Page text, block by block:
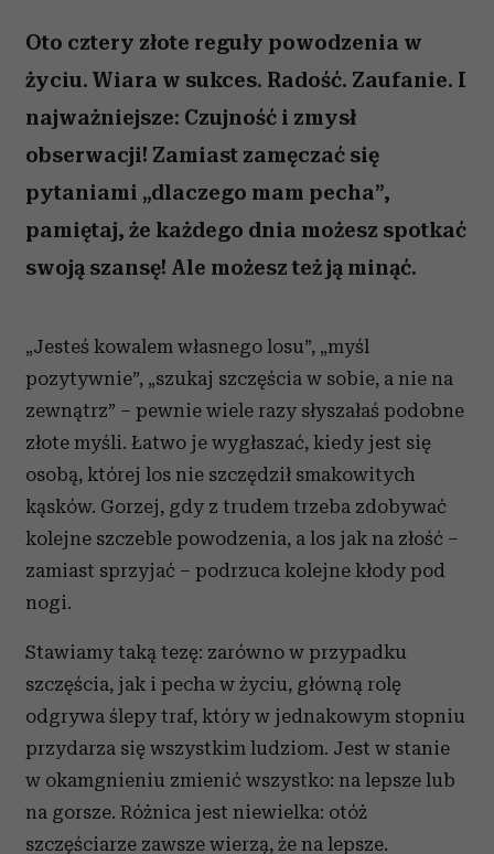
Oto cztery złote reguły powodzenia w
życiu. Wiara w sukces. Radość. Zaufanie. I
najważniejsze: Czujność i zmysł
obserwacji! Zamiast zamęczać się
pytaniami „dlaczego mam pecha”,
pamiętaj, że każdego dnia możesz spotkać
swoją szansę! Ale możesz też ją minąć.
„Jesteś kowalem własnego losu”, „myśl
pozytywnie”, „szukaj szczęścia w sobie, a nie na
zewnątrz” – pewnie wiele razy słyszałaś podobne
złote myśli. Łatwo je wygłaszać, kiedy jest się
osobą, której los nie szczędził smakowitych
kąsków. Gorzej, gdy z trudem trzeba zdobywać
kolejne szczeble powodzenia, a los jak na złość –
zamiast sprzyjać – podrzuca kolejne kłody pod
nogi.
Stawiamy taką tezę: zarówno w przypadku
szczęścia, jak i pecha w życiu, główną rolę
odgrywa ślepy traf, który w jednakowym stopniu
przydarza się wszystkim ludziom. Jest w stanie
w okamgnieniu zmienić wszystko: na lepsze lub
na gorsze. Różnica jest niewielka: otóż
szczęściarze zawsze wierzą, że na lepsze.